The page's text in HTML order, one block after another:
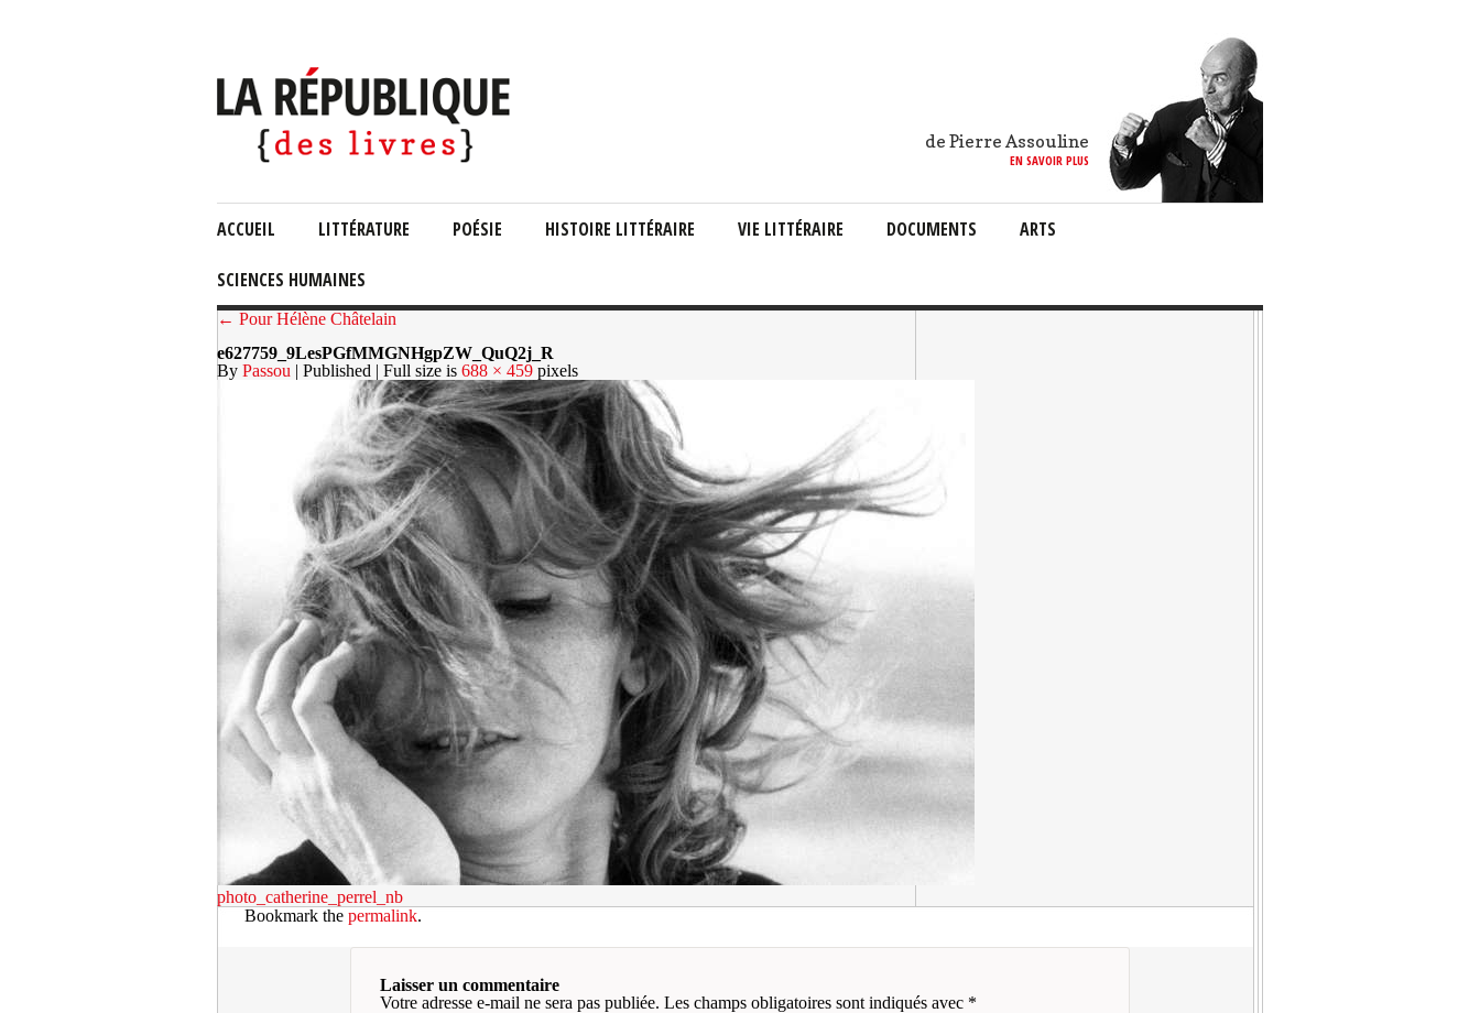
de Pierre Assouline
EN SAVOIR PLUS
ACCUEIL LITTÉRATURE POÉSIE HISTOIRE LITTÉRAIRE VIE LITTÉRAIRE DOCUMENTS ARTS
SCIENCES HUMAINES
← Pour Hélène Châtelain
e627759_9LesPGfMMGNHgpZW_QuQ2j_R
By Passou | Published | Full size is 688 × 459 pixels
photo_catherine_perrel_nb
Bookmark the permalink.
Laisser un commentaire
Votre adresse e-mail ne sera pas publiée. Les champs obligatoires sont indiqués avec *